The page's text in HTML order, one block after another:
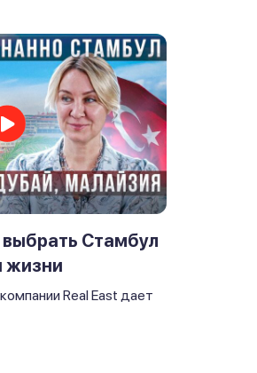
Стамбул
жизни
Real East дает